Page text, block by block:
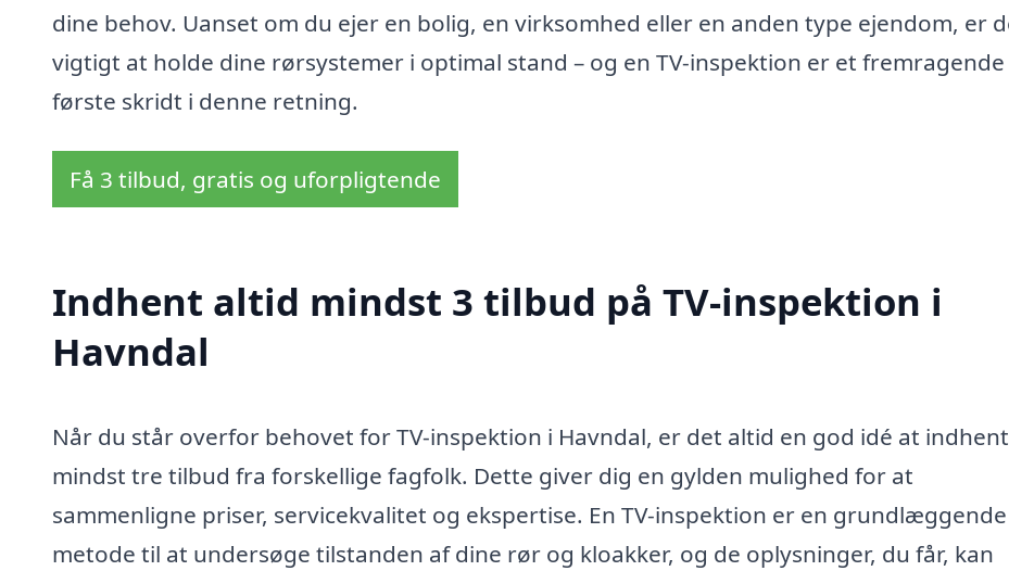
dine behov. Uanset om du ejer en bolig, en virksomhed eller en anden type ejendom, er
vigtigt at holde dine rørsystemer i optimal stand – og en TV-inspektion er et fremragende
første skridt i denne retning.
Få 3 tilbud, gratis og uforpligtende
Indhent altid mindst 3 tilbud på TV-inspektion i
Havndal
Når du står overfor behovet for TV-inspektion i Havndal, er det altid en god idé at
mindst tre tilbud fra forskellige fagfolk. Dette giver dig en gylden mulighed for at
sammenligne priser, servicekvalitet og ekspertise. En TV-inspektion er en grundlæggende
metode til at undersøge tilstanden af dine rør og kloakker, og de oplysninger, du får, kan